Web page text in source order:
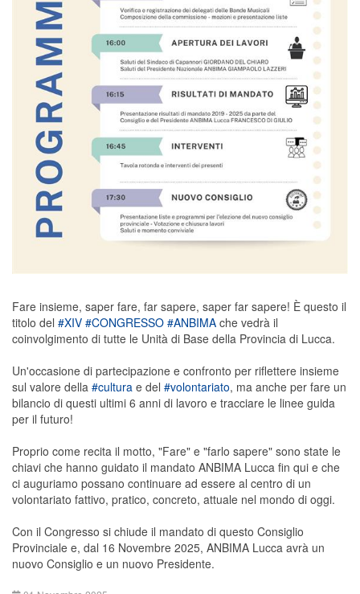
Fare insieme, saper fare, far sapere, saper far sapere! È questo il
titolo del #XIV #CONGRESSO #ANBIMA che vedrà il
coinvolgimento di tutte le Unità di Base della Provincia di Lucca.
Un'occasione di partecipazione e confronto per riflettere insieme
sul valore della #cultura e del #volontariato, ma anche per fare un
bilancio di questi ultimi 6 anni di lavoro e tracciare le linee guida
per il futuro!
Proprio come recita il motto, "Fare" e "farlo sapere" sono state le
chiavi che hanno guidato il mandato ANBIMA Lucca fin qui e che
ci auguriamo possano continuare ad essere al centro di un
volontariato fattivo, pratico, concreto, attuale nel mondo di oggi.
Con il Congresso si chiude il mandato di questo Consiglio
Provinciale e, dal 16 Novembre 2025, ANBIMA Lucca avrà un
nuovo Consiglio e un nuovo Presidente.